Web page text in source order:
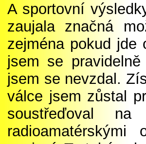
A sportovní
zaujala značná
zejména pokud jde
jsem se
jsem se nevzdal.
válce jsem zůstal
soustřeďoval na